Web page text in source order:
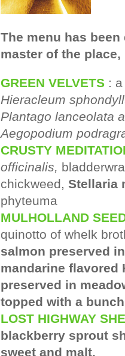
The menu has
master of the place,
GREEN VELVETS :
Hieracleum
Plantago lanceolata
Aegopodium
CRUSTY
officinalis,
chickweed, Stellaria
phyteuma
MULHOLLAND
quinotto of whelk
salmon preserved
mandarine flavored
preserved in
topped with a
LOST HIGHWAY
blackberry sprout
sweet and malt.